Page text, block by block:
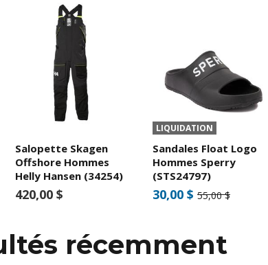
Salopette Skagen
Offshore Hommes
Helly Hansen (34254)
420,00 $
LIQUIDATION
Sandales Float Logo
Hommes Sperry
(STS24797)
30,00 $ 55,00 $
récemment